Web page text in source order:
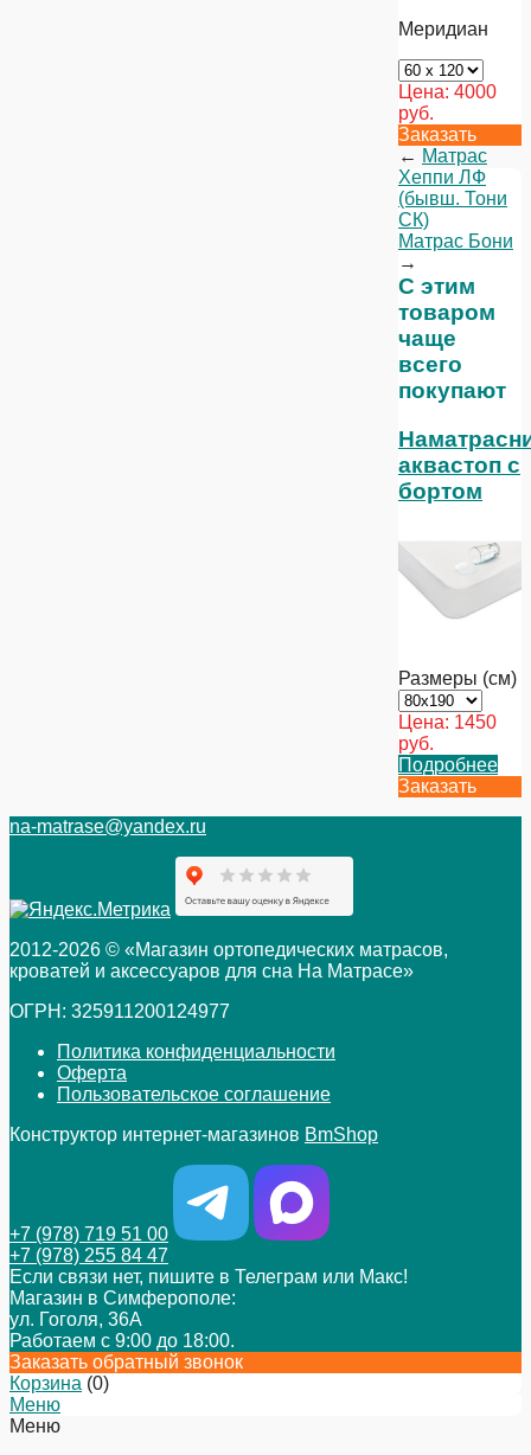
Меридиан
Цена: 4000
руб.
Заказать
← Матрас
Хеппи ЛФ
(бывш. Тони
СК)
Матрас Бони
→
С этим
товаром
чаще
всего
покупают
аквастоп с
бортом
Размеры (см)
Цена: 1450
руб.
Подробнее
Заказать
na-matrase@yandex.ru
2012-2026 © «Магазин ортопедических матрасов,
кроватей и аксессуаров для сна На Матрасе»
ОГРН: 325911200124977
Политика конфиденциальности
Оферта
Пользовательское соглашение
Конструктор интернет-магазинов BmShop
+7 (978) 719 51 00
+7 (978) 255 84 47
Если связи нет, пишите в Телеграм или Макс!
Магазин в Симферополе:
ул. Гоголя, 36А
Работаем с 9:00 до 18:00.
Заказать обратный звонок
Корзина (0)
Меню
Меню